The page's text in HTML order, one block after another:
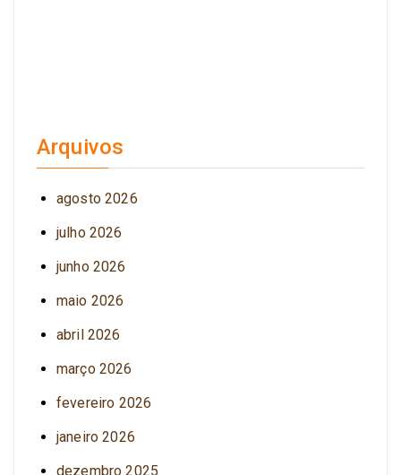
Arquivos
agosto 2026
julho 2026
junho 2026
maio 2026
abril 2026
março 2026
fevereiro 2026
janeiro 2026
dezembro 2025